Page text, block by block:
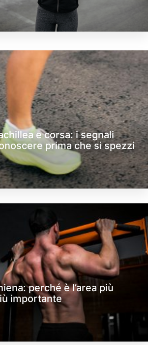
e corsa: i segnali
prima che si spezzi
perché è l’area più
importante